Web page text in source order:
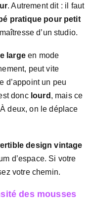
. Autrement dit : il faut
pratique pour petit
d’un studio.
largeen mode
peut vite
d’appoint un peu
donc lourd , mais ce
deux, on le déplace
design vintage
d’espace. Si votre
votre chemin.
des mousses